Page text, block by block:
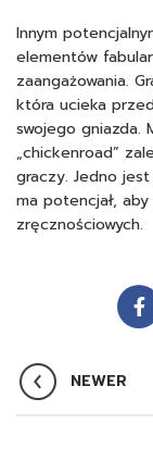
Innym
elementów
zaangażowania.
która ucieka
swojego gniazda.
„chickenroad”
graczy. Jedno
ma potencjał,
zręcznościowych.
NEWER